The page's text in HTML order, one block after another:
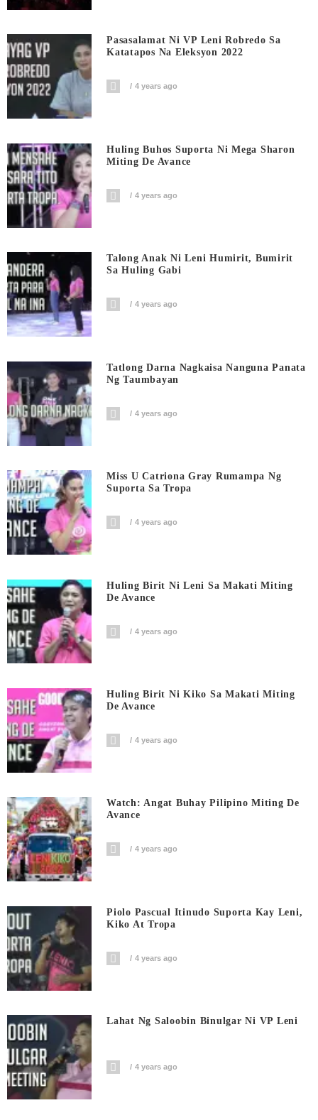
Pasasalamat Ni VP Leni Robredo Sa
Katatapos Na Eleksyon 2022
4 years ago
Huling Buhos Suporta Ni Mega Sharon
Miting De Avance
4 years ago
Talong Anak Ni Leni Humirit, Bumirit
Sa Huling Gabi
4 years ago
Tatlong Darna Nagkaisa Nanguna Panata
Ng Taumbayan
4 years ago
Miss U Catriona Gray Rumampa Ng
Suporta Sa Tropa
4 years ago
Huling Birit Ni Leni Sa Makati Miting
De Avance
4 years ago
Huling Birit Ni Kiko Sa Makati Miting
De Avance
4 years ago
Watch: Angat Buhay Pilipino Miting De
Avance
4 years ago
Piolo Pascual Itinudo Suporta Kay Leni,
Kiko At Tropa
4 years ago
Lahat Ng Saloobin Binulgar Ni VP Leni
4 years ago